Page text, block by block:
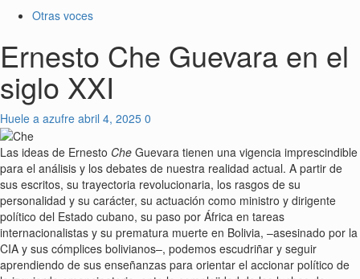
Otras voces
Ernesto Che Guevara en el
siglo XXI
Huele a azufre abril 4, 2025 0
Las ideas de Ernesto Che Guevara tienen una vigencia imprescindible
para el análisis y los debates de nuestra realidad actual. A partir de
sus escritos, su trayectoria revolucionaria, los rasgos de su
personalidad y su carácter, su actuación como ministro y dirigente
político del Estado cubano, su paso por África en tareas
internacionalistas y su prematura muerte en Bolivia, –asesinado por la
CIA y sus cómplices bolivianos–, podemos escudriñar y seguir
aprendiendo de sus enseñanzas para orientar el accionar político de